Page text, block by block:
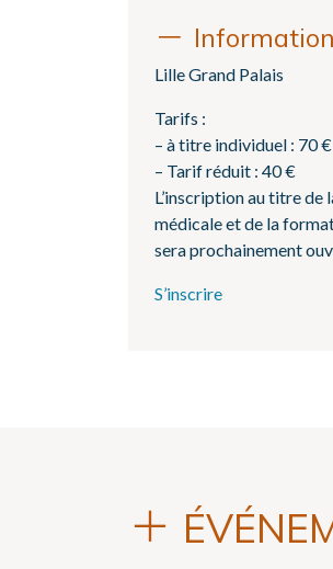
Lille Grand Palais
Tarifs :
– à titre individuel : 70 €
– Tarif réduit : 40 €
L’inscription au titre de
médicale et de la
sera prochainement
S’inscrire